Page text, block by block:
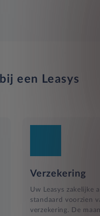
een Leasys
Verzekering
Uw Leasys zakelijke
standaard voorzien
verzekering. De